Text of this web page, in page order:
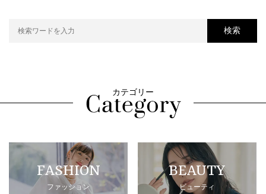
検索
カテゴリー
FASHION
ファッション
BEAUTY
ビューティ